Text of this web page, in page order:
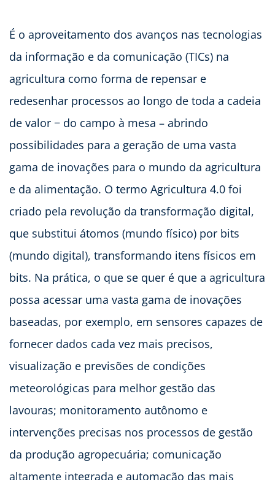
É o aproveitamento dos avanços nas tecnologias
da informação e da comunicação (TICs) na
agricultura como forma de repensar e
redesenhar processos ao longo de toda a cadeia
de valor − do campo à mesa – abrindo
possibilidades para a geração de uma vasta
gama de inovações para o mundo da agricultura
e da alimentação. O termo Agricultura 4.0 foi
criado pela revolução da transformação digital,
que substitui átomos (mundo físico) por bits
(mundo digital), transformando itens físicos em
bits. Na prática, o que se quer é que a agricultura
possa acessar uma vasta gama de inovações
baseadas, por exemplo, em sensores capazes de
fornecer dados cada vez mais precisos,
visualização e previsões de condições
meteorológicas para melhor gestão das
lavouras; monitoramento autônomo e
intervenções precisas nos processos de gestão
da produção agropecuária; comunicação
altamente integrada e automação das mais